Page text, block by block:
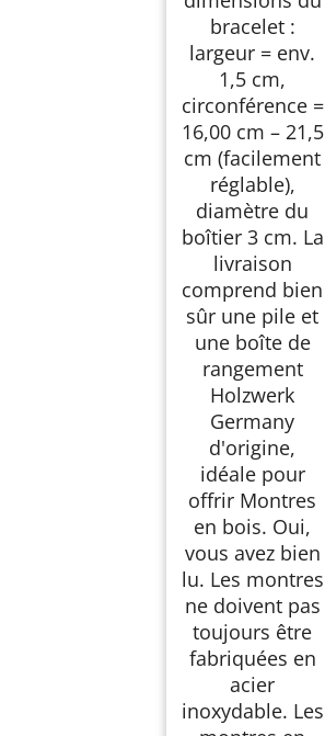
bracelet :
largeur = env.
1,5 cm,
circonférence =
16,00 cm – 21,5
cm (facilement
réglable),
diamètre du
boîtier 3 cm. La
livraison
comprend bien
sûr une pile et
une boîte de
rangement
Holzwerk
Germany
d'origine,
idéale pour
offrir Montres
en bois. Oui,
vous avez bien
lu. Les montres
ne doivent pas
toujours être
fabriquées en
acier
inoxydable. Les